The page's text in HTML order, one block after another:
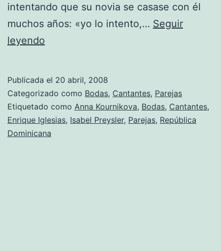
intentando que su novia se casase con él
muchos años: «yo lo intento,… Seguir
leyendo
intenta,
pero
Anna
no
Publicada el 20 abril, 2008
Categorizado como Bodas, Cantantes, Parejas
Etiquetado como Anna Kournikova, Bodas, Cantantes,
Enrique Iglesias, Isabel Preysler, Parejas, República
Dominicana